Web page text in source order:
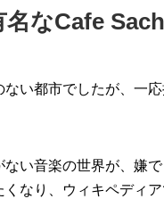
名なCafe
い都市でしたが、一
い音楽の世界が、嫌
なり、ウィキペディア